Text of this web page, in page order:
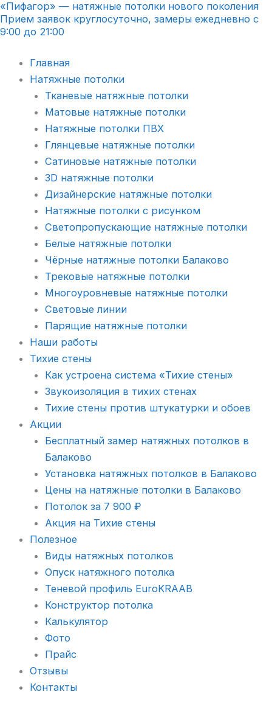
Перейти
к
содержимому
«Пифагор» — натяжные потолки нового поколения
Прием заявок круглосуточно, замеры ежедневно с
9:00 до 21:00
Главная
Натяжные потолки
Тканевые натяжные потолки
Матовые натяжные потолки
Натяжные потолки ПВХ
Глянцевые натяжные потолки
Сатиновые натяжные потолки
3D натяжные потолки
Дизайнерские натяжные потолки
Натяжные потолки с рисунком
Светопропускающие натяжные потолки
Белые натяжные потолки
Чёрные натяжные потолки Балаково
Трековые натяжные потолки
Многоуровневые натяжные потолки
Световые линии
Парящие натяжные потолки
Наши работы
Тихие стены
Как устроена система «Тихие стены»
Звукоизоляция в тихих стенах
Тихие стены против штукатурки и обоев
Акции
Бесплатный замер натяжных потолков в
Балаково
Установка натяжных потолков в Балаково
Цены на натяжные потолки в Балаково
Потолок за 7 900 ₽
Акция на Тихие стены
Полезное
Виды натяжных потолков
Опуск натяжного потолка
Теневой профиль EuroKRAAB
Конструктор потолка
Калькулятор
Фото
Прайс
Отзывы
Контакты